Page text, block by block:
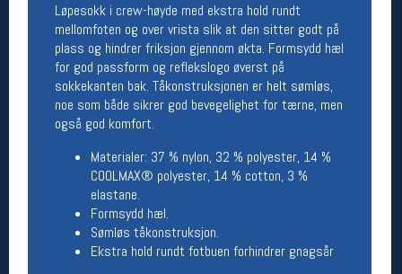
Løpesokk i crew-høyde med ekstra hold rundt
mellomfoten og over vrista slik at den sitter godt på
plass og hindrer friksjon gjennom økta. Formsydd hæl
for god passform og reflekslogo øverst på
sokkekanten bak. Tåkonstruksjonen er helt sømløs,
noe som både sikrer god bevegelighet for tærne, men
også god komfort.
Materialer: 37 % nylon, 32 % polyester, 14 %
COOLMAX® polyester, 14 % cotton, 3 %
elastane.
Formsydd hæl.
Sømløs tåkonstruksjon.
Ekstra hold rundt fotbuen forhindrer gnagsår
Telefon: 23 32 62 00
(telefontid man-fredag klokken 10-13)
Vis i kart
Om oss
Kontakt oss
Åpningstider butikk
Man-Fredag:
11-18
Lørdag: